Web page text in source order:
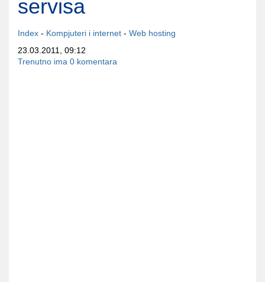
servisa
Index - Kompjuteri i internet - Web hosting
23.03.2011, 09:12
Trenutno ima 0 komentara